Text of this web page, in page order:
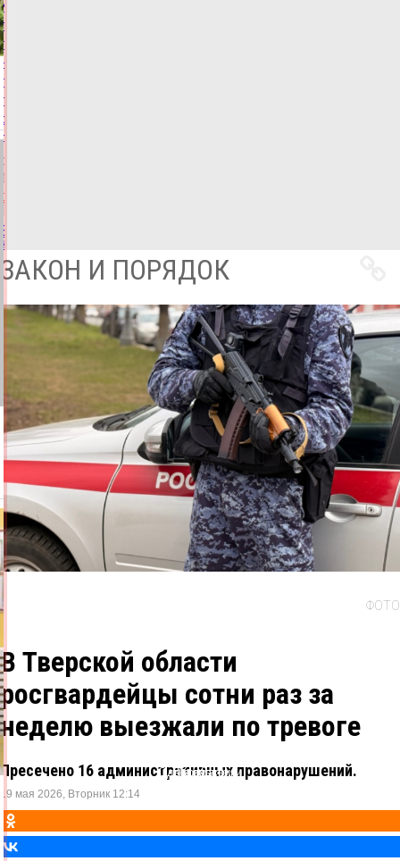
Королев:
тверские
педагоги
–
пример
преданности
своему
делу
07.08.2026,
12:40
ФОТО
ОБРАЗОВАНИЕ
Все
новости
ЗАКОН И ПОРЯДОК
ФОТО
В Тверской области
росгвардейцы сотни раз за
неделю выезжали по тревоге
Пресечено 16 административных правонарушений.
19 мая 2026, Вторник 12:14
Одноклассники
ВКонтакте
X
Telegram